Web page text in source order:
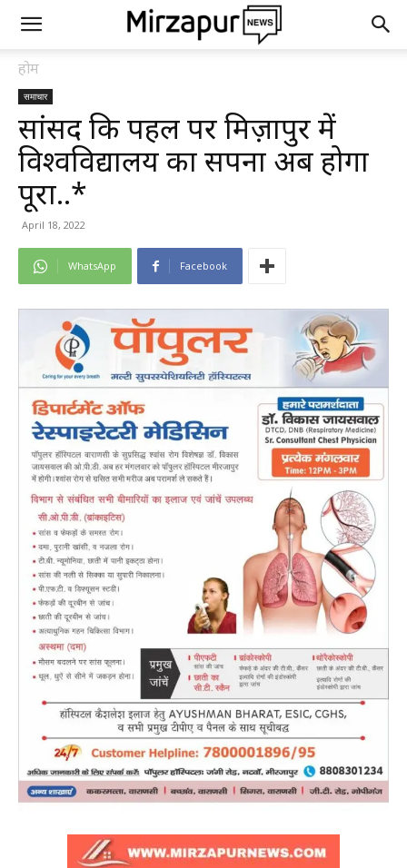
होम
समाचार
सांसद कि पहल पर मिर्ज़ापुर में
विश्वविद्यालय का सपना अब होगा
पूरा..*
April 18, 2022
WhatsApp Facebook